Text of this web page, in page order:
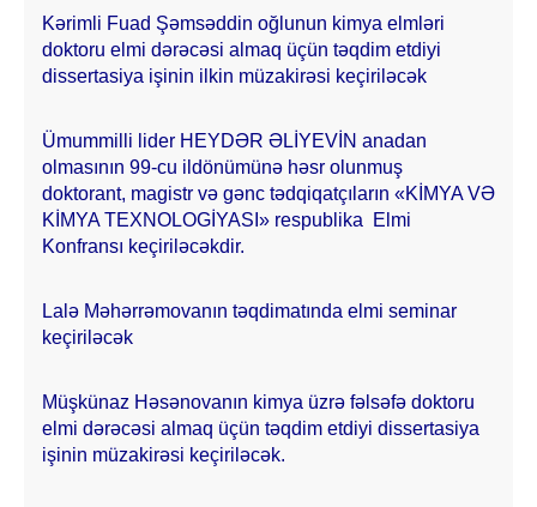
Kərimli Fuad Şəmsəddin oğlunun kimya elmləri
doktoru elmi dərəcəsi almaq üçün təqdim etdiyi
dissertasiya işinin ilkin müzakirəsi keçiriləcək
Ümummilli lider HEYDƏR ƏLİYEVİN anadan
olmasının 99-cu ildönümünə həsr olunmuş
doktorant, magistr və gənc tədqiqatçıların «KİMYA VƏ
KİMYA TEXNOLOGİYASI» respublika Elmi
Konfransı keçiriləcəkdir.
Lalə Məhərrəmovanın təqdimatında elmi seminar
keçiriləcək
Müşkünaz Həsənovanın kimya üzrə fəlsəfə doktoru
elmi dərəcəsi almaq üçün təqdim etdiyi dissertasiya
işinin müzakirəsi keçiriləcək.